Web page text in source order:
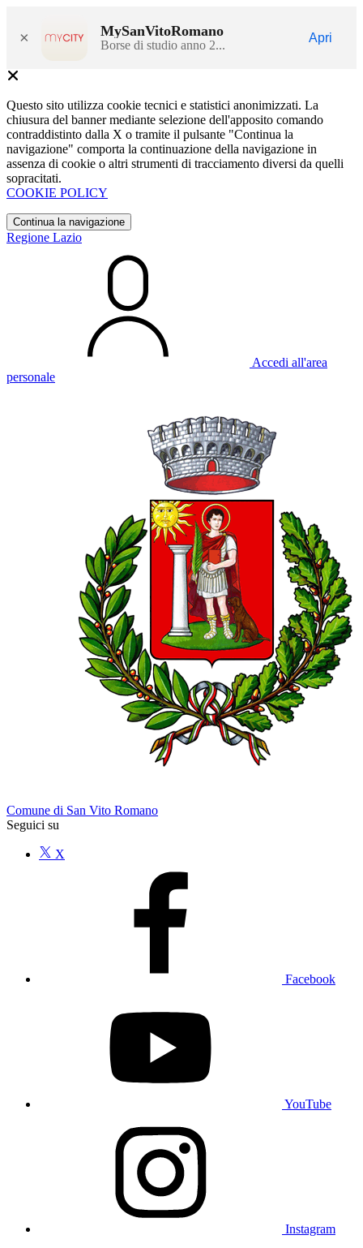
× MySanVitoRomano
Borse di studio anno 2...
Apri
Questo sito utilizza cookie tecnici e statistici anonimizzati. La
chiusura del banner mediante selezione dell'apposito comando
contraddistinto dalla X o tramite il pulsante "Continua la
navigazione" comporta la continuazione della navigazione in
assenza di cookie o altri strumenti di tracciamento diversi da quelli
sopracitati.
COOKIE POLICY
Continua la navigazione
Regione Lazio
Accedi all'area
personale
Comune di San Vito Romano
Seguici su
X
Facebook
YouTube
Instagram